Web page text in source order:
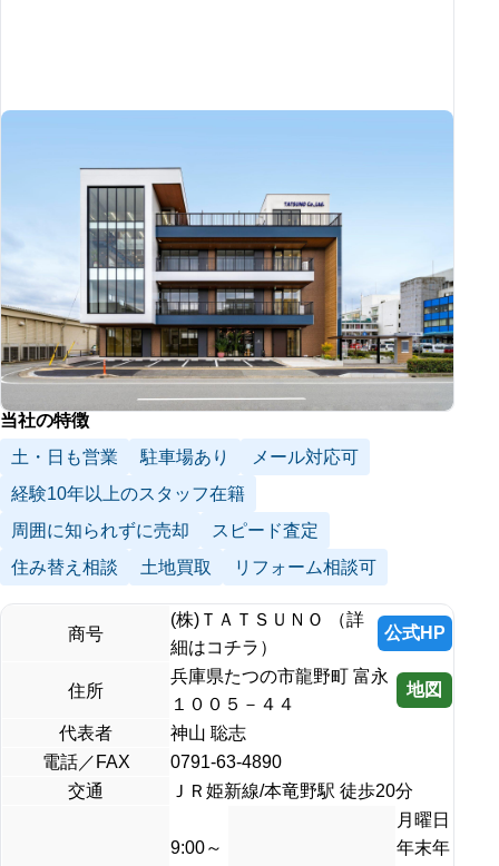
当社の特徴
土・日も営業
駐車場あり
メール対応可
経験10年以上のスタッフ在籍
周囲に知られずに売却
スピード査定
住み替え相談
土地買取 リフォーム相談可
商号
(株)ＴＡＴＳＵＮＯ （詳
細はコチラ）
公式HP
住所
兵庫県たつの市龍野町 富永
１００５－４４
地図
代表者
神山 聡志
電話／FAX
0791-63-4890
交通
ＪＲ姫新線/本竜野駅 徒歩20分
9:00～
月曜日
年末年